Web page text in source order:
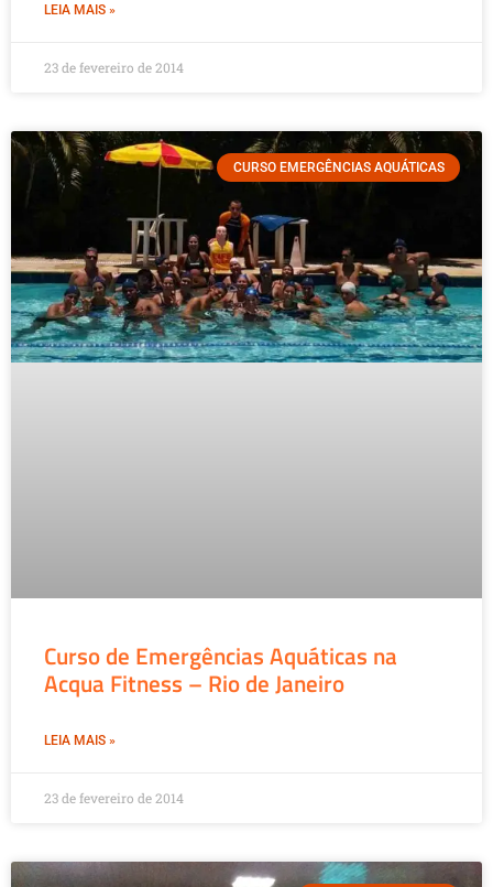
LEIA MAIS »
23 de fevereiro de 2014
CURSO EMERGÊNCIAS AQUÁTICAS
Curso de Emergências Aquáticas na
Acqua Fitness – Rio de Janeiro
LEIA MAIS »
23 de fevereiro de 2014